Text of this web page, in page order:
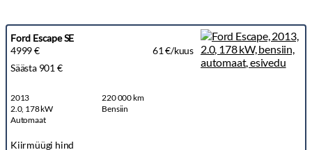
Ford Escape SE
4999 €
61 €/kuus
Säästa 901 €
2013
220 000 km
2.0, 178 kW
Bensiin
Automaat
Kiirmüügi hind